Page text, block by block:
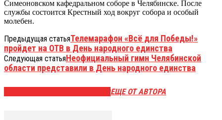
Симеоновском кафедральном соборе в Челябинске. После
службы состоится Крестный ход вокруг собора и особый
молебен.
Предыдущая статьяТелемарафон «Всё для Победы!»
пройдет на ОТВ в День народного единства
Следующая статьяНеофициальный гимн Челябинской
области представили в День народного единства
ЕЩЕ ОТ АВТОРА